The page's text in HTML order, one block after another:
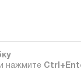
нажмите